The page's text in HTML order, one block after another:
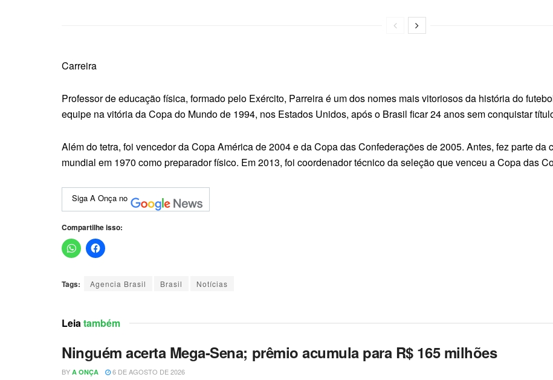
Carreira
Professor de educação física, formado pelo Exército, Parreira é um dos nomes mais vitoriosos da história do
equipe na vitória da Copa do Mundo de 1994, nos Estados Unidos, após o Brasil ficar 24 anos sem conquistar
Além do tetra, foi vencedor da Copa América de 2004 e da Copa das Confederações de 2005. Antes, fez parte
mundial em 1970 como preparador físico. Em 2013, foi coordenador técnico da seleção que venceu a Copa das
Siga A Onça no
Compartilhe isso:
Tags: Agencia Brasil Brasil Notícias
Leiatambém
Ninguém acerta Mega-Sena; prêmio acumula para R$ 165 milhões
BY A ONÇA 6 DE AGOSTO DE 2026